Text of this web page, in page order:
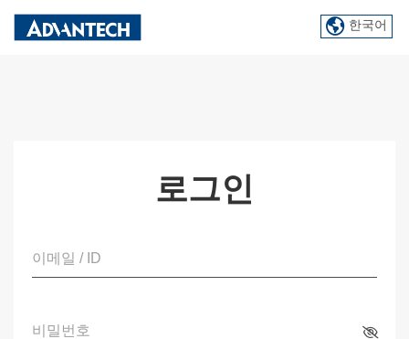
한국어
로그인
이메일 / ID
비밀번호